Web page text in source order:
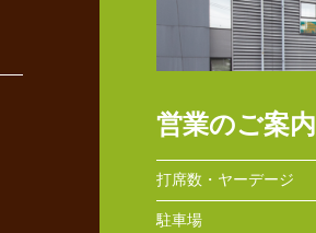
営業のご案内
打席数・ ヤーデージ
駐車場